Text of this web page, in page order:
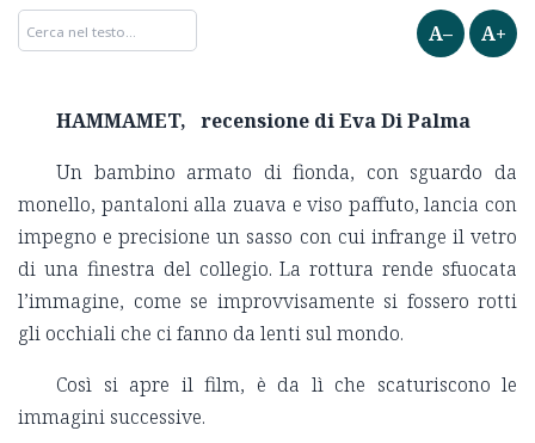
A– A+
HAMMAMET, recensione di Eva Di Palma
Un bambino armato di fionda, con sguardo da
monello, pantaloni alla zuava e viso paffuto, lancia con
impegno e precisione un sasso con cui infrange il vetro
di una finestra del collegio. La rottura rende sfuocata
l’immagine, come se improvvisamente si fossero rotti
gli occhiali che ci fanno da lenti sul mondo.
Così si apre il film, è da lì che scaturiscono le
immagini successive.